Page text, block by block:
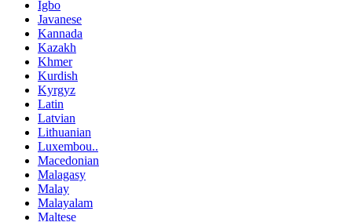
Igbo
Javanese
Kannada
Kazakh
Khmer
Kurdish
Kyrgyz
Latin
Latvian
Lithuanian
Luxembou..
Macedonian
Malagasy
Malay
Malayalam
Maltese